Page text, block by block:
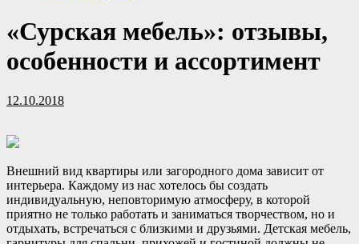
«Сурская мебель»: отзывы,
особенности и ассортимент
12.10.2018
Внешний вид квартиры или загородного дома зависит от
интерьера. Каждому из нас хотелось бы создать
индивидуальную, неповторимую атмосферу, в которой
приятно не только работать и заниматься творчеством, но и
отдыхать, встречаться с близкими и друзьями. Детская мебель,